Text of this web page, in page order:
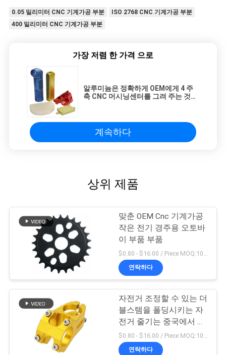
0.05 밀리미터 CNC 기계가공 부분
ISO 2768 CNC 기계가공 부분
400 밀리미터 CNC 기계가공 부분
가장 저렴 한 가격 으로
알루미늄은 정확하게 OEM에게 4 주
축 CNC 머시닝센터를 그려 주는 것으
계속하다
상위 제품
맞춘 OEM Cnc 기계가공
작은 전기 경주용 오토바
이 부품 부품
$0.80 - $16.00 / Piece MOQ:10개 부분
연락하다
자전거 조정할 수 있는 더
블스템을 폴딩시키는 자
전거 줄기는 중국에서 했
습니다
연락하다